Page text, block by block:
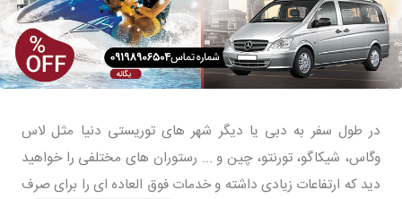
در طول سفر به دبی یا دیگر شهر های توریستی دنیا مثل لاس
وگاس، شیکاگو، تورنتو، چین و ... رستوران های مختلفی را خواهید
دید که ارتفاعات زیادی داشته و خدمات فوق العاده ای را برای صرف